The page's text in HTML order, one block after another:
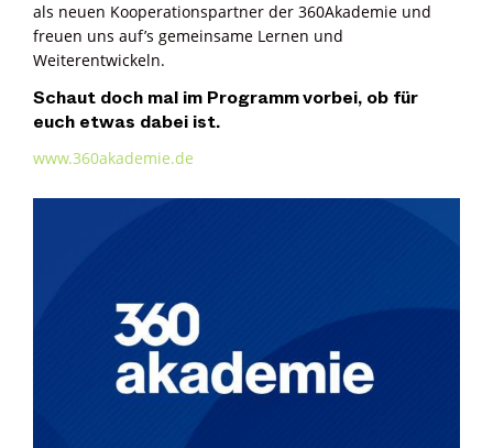
als neuen Kooperationspartner der 360Akademie und
freuen uns auf’s gemeinsame Lernen und
Weiterentwickeln.
Schaut doch mal im Programm vorbei, ob für
euch etwas dabei ist.
www.360akademie.de